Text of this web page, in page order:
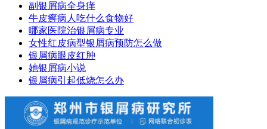
副银屑病全身痒
牛皮癣病人吃什么食物好
哪家医院治银屑病专业
女性红皮病型银屑病预防怎么做
银屑病眼皮红肿
她银屑病小说
银屑病引起低烧怎么办